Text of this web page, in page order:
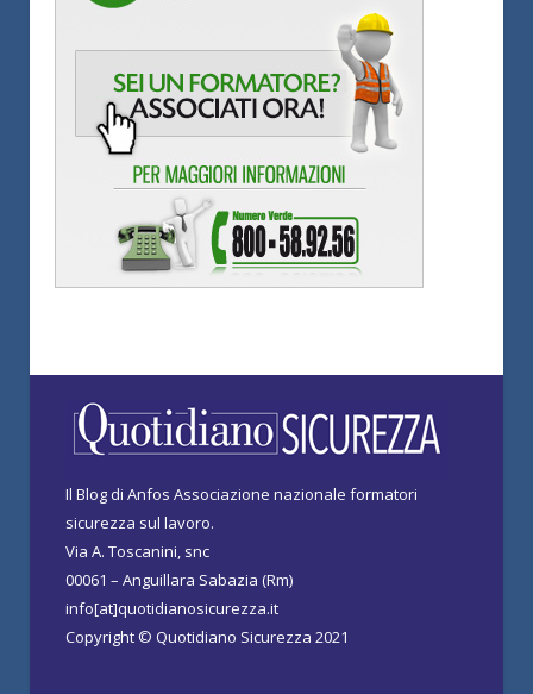
Il Blog di Anfos Associazione nazionale formatori
sicurezza sul lavoro.
Via A. Toscanini, snc
00061 – Anguillara Sabazia (Rm)
info[at]quotidianosicurezza.it
Copyright © Quotidiano Sicurezza 2021